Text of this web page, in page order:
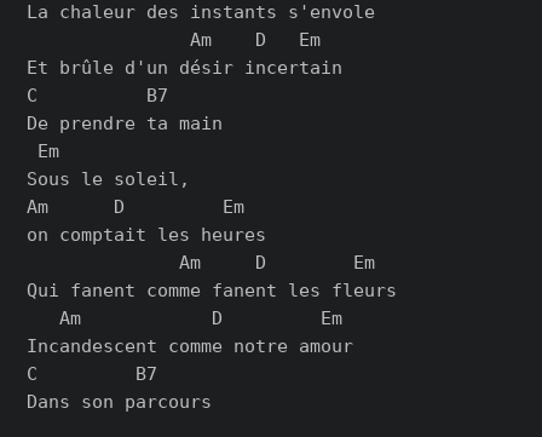
La chaleur des instants s'envole
               Am    D   Em
Et brûle d'un désir incertain
C          B7
De prendre ta main
Em
Sous le soleil,
Am      D         Em
on comptait les heures
              Am     D        Em
Qui fanent comme fanent les fleurs
   Am            D         Em
Incandescent comme notre amour
C         B7
Dans son parcours